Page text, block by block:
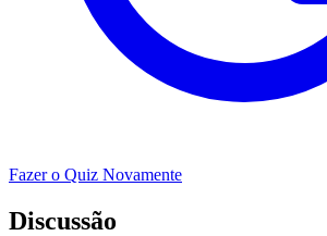
Fazer o Quiz Novamente
Discussão